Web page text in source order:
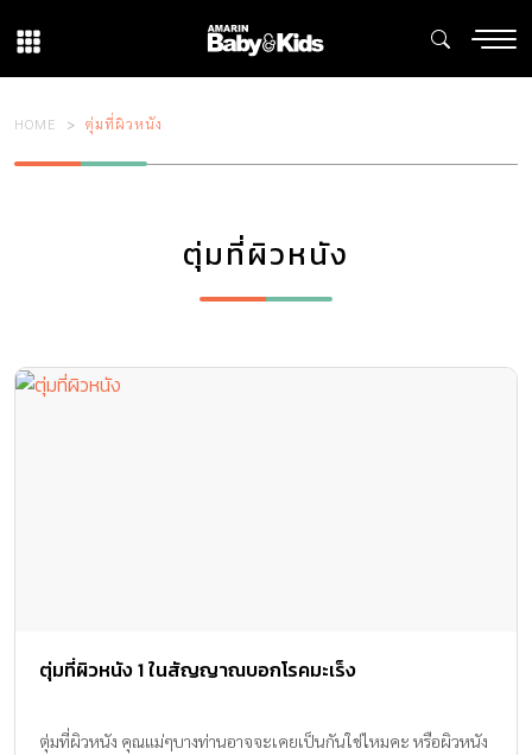
HOME ตุ่มที่ผิวหนัง
ตุ่มที่ผิวหนัง
ตุ่มที่ผิวหนัง 1 ในสัญญาณบอกโรคมะเร็ง
ตุ่มที่ผิวหนัง คุณแม่ๆบางท่านอาจจะเคยเป็นกันใช่ไหมคะ หรือผิวหนัง